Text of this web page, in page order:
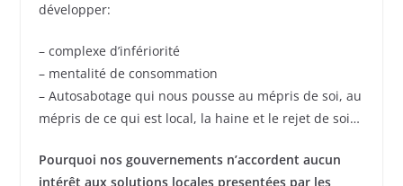
développer:
– complexe d’infériorité
– mentalité de consommation
– Autosabotage qui nous pousse au mépris de soi, au
mépris de ce qui est local, la haine et le rejet de soi…
Pourquoi nos gouvernements n’accordent aucun
intérêt aux solutions locales presentées par les